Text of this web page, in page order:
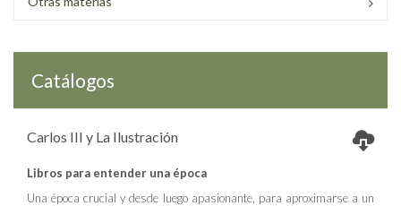
Catálogos
Carlos III y La Ilustración
Libros para entender una época
Una época crucial y desde luego apasionante, para aproximarse a un